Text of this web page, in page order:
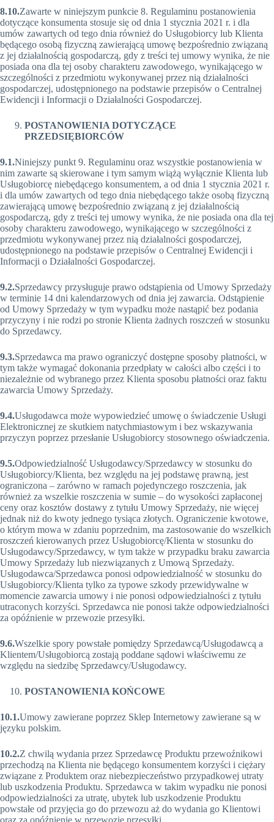
8.10.Zawarte w niniejszym punkcie 8. Regulaminu postanowienia
dotyczące konsumenta stosuje się od dnia 1 stycznia 2021 r. i dla
umów zawartych od tego dnia również do Usługobiorcy lub Klienta
będącego osobą fizyczną zawierającą umowę bezpośrednio związaną
z jej działalnością gospodarczą, gdy z treści tej umowy wynika, że nie
posiada ona dla tej osoby charakteru zawodowego, wynikającego w
szczególności z przedmiotu wykonywanej przez nią działalności
gospodarczej, udostępnionego na podstawie przepisów o Centralnej
Ewidencji i Informacji o Działalności Gospodarczej.
POSTANOWIENIA DOTYCZĄCE
PRZEDSIĘBIORCÓW
9.1.Niniejszy punkt 9. Regulaminu oraz wszystkie postanowienia w
nim zawarte są skierowane i tym samym wiążą wyłącznie Klienta lub
Usługobiorcę niebędącego konsumentem, a od dnia 1 stycznia 2021 r.
i dla umów zawartych od tego dnia niebędącego także osobą fizyczną
zawierającą umowę bezpośrednio związaną z jej działalnością
gospodarczą, gdy z treści tej umowy wynika, że nie posiada ona dla tej
osoby charakteru zawodowego, wynikającego w szczególności z
przedmiotu wykonywanej przez nią działalności gospodarczej,
udostępnionego na podstawie przepisów o Centralnej Ewidencji i
Informacji o Działalności Gospodarczej.
9.2.Sprzedawcy przysługuje prawo odstąpienia od Umowy Sprzedaży
w terminie 14 dni kalendarzowych od dnia jej zawarcia. Odstąpienie
od Umowy Sprzedaży w tym wypadku może nastąpić bez podania
przyczyny i nie rodzi po stronie Klienta żadnych roszczeń w stosunku
do Sprzedawcy.
9.3.Sprzedawca ma prawo ograniczyć dostępne sposoby płatności, w
tym także wymagać dokonania przedpłaty w całości albo części i to
niezależnie od wybranego przez Klienta sposobu płatności oraz faktu
zawarcia Umowy Sprzedaży.
9.4.Usługodawca może wypowiedzieć umowę o świadczenie Usługi
Elektronicznej ze skutkiem natychmiastowym i bez wskazywania
przyczyn poprzez przesłanie Usługobiorcy stosownego oświadczenia.
9.5.Odpowiedzialność Usługodawcy/Sprzedawcy w stosunku do
Usługobiorcy/Klienta, bez względu na jej podstawę prawną, jest
ograniczona – zarówno w ramach pojedynczego roszczenia, jak
również za wszelkie roszczenia w sumie – do wysokości zapłaconej
ceny oraz kosztów dostawy z tytułu Umowy Sprzedaży, nie więcej
jednak niż do kwoty jednego tysiąca złotych. Ograniczenie kwotowe,
o którym mowa w zdaniu poprzednim, ma zastosowanie do wszelkich
roszczeń kierowanych przez Usługobiorcę/Klienta w stosunku do
Usługodawcy/Sprzedawcy, w tym także w przypadku braku zawarcia
Umowy Sprzedaży lub niezwiązanych z Umową Sprzedaży.
Usługodawca/Sprzedawca ponosi odpowiedzialność w stosunku do
Usługobiorcy/Klienta tylko za typowe szkody przewidywalne w
momencie zawarcia umowy i nie ponosi odpowiedzialności z tytułu
utraconych korzyści. Sprzedawca nie ponosi także odpowiedzialności
za opóźnienie w przewozie przesyłki.
9.6.Wszelkie spory powstałe pomiędzy Sprzedawcą/Usługodawcą a
Klientem/Usługobiorcą zostają poddane sądowi właściwemu ze
względu na siedzibę Sprzedawcy/Usługodawcy.
POSTANOWIENIA KOŃCOWE
10.1.Umowy zawierane poprzez Sklep Internetowy zawierane są w
języku polskim.
10.2.Z chwilą wydania przez Sprzedawcę Produktu przewoźnikowi
przechodzą na Klienta nie będącego konsumentem korzyści i ciężary
związane z Produktem oraz niebezpieczeństwo przypadkowej utraty
lub uszkodzenia Produktu. Sprzedawca w takim wypadku nie ponosi
odpowiedzialności za utratę, ubytek lub uszkodzenie Produktu
powstałe od przyjęcia go do przewozu aż do wydania go Klientowi
oraz za opóźnienie w przewozie przesyłki.